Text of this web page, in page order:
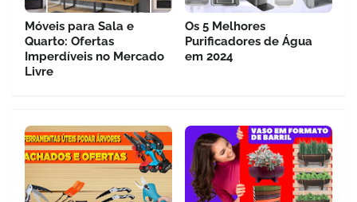
Móveis para Sala e
Quarto: Ofertas
Imperdíveis no Mercado
Livre
Os 5 Melhores
Purificadores de Água
em 2024